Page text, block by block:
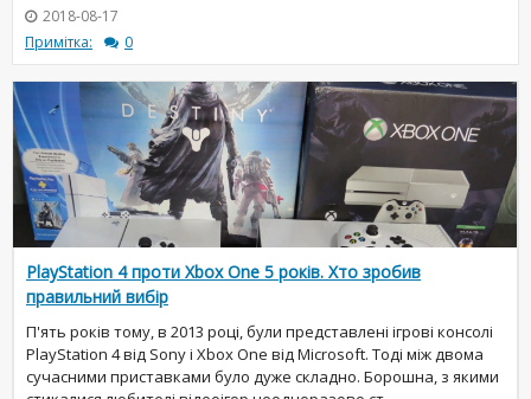
2018-08-17
Примітка:
0
PlayStation 4 проти Xbox One 5 років. Хто зробив
правильний вибір
П'ять років тому, в 2013 році, були представлені ігрові консолі
PlayStation 4 від Sony і Xbox One від Microsoft. Тоді між двома
сучасними приставками було дуже складно. Борошна, з якими